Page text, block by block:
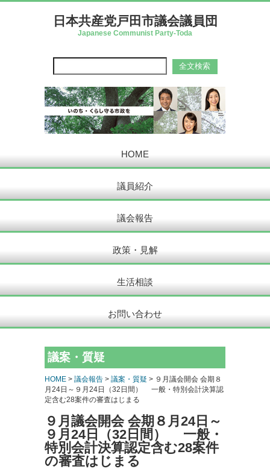
日本共産党戸田市議会議員団
Japanese Communist Party-Toda
HOME
議員紹介
議会報告
政策・見解
生活相談
お問い合わせ
議案・質疑
HOME > 議会報告 > 議案・質疑 > ９月議会開会 会期８
月24日～９月24日（32日間） 一般・特別会計決算認
定含む28案件の審査はじまる
９月議会開会 会期８月24日～
９月24日（32日間） 一般・
特別会計決算認定含む28案件
の審査はじまる